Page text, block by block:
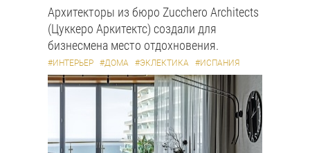
Архитекторы из бюро Zucchero Architects
(Цуккеро Аркитектс) создали для
бизнесмена место отдохновения.
#ИНТЕРЬЕР #ДОМА #ЭКЛЕКТИКА #ИСПАНИЯ